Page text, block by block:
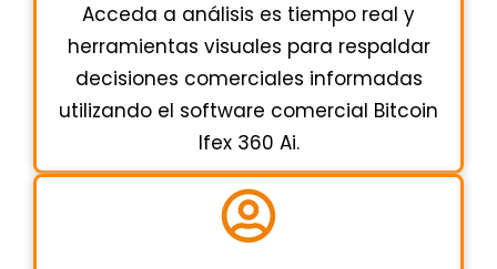
Acceda a análisis es tiempo real y
herramientas visuales para respaldar
decisiones comerciales informadas
utilizando el software comercial Bitcoin
Ifex 360 Ai.